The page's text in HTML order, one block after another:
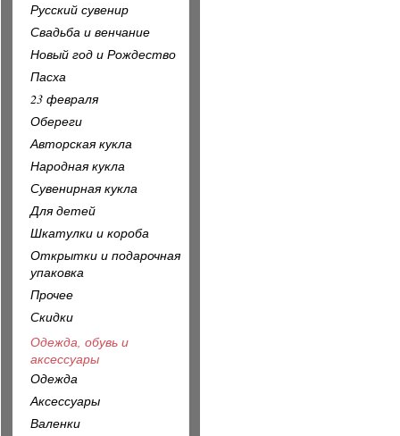
Русский сувенир
Свадьба и венчание
Новый год и Рождество
Пасха
23 февраля
Обереги
Авторская кукла
Народная кукла
Сувенирная кукла
Для детей
Шкатулки и короба
Открытки и подарочная
упаковка
Прочее
Скидки
Одежда, обувь и
аксессуары
Одежда
Аксессуары
Валенки